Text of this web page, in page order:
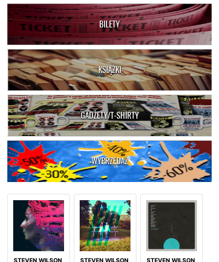
BILETY
KSIĄŻKI
GADŻETY/T-SHIRTY
WYPRZEDAŻ
STEVEN WILSON
STEVEN WILSON
STEVEN WILSON